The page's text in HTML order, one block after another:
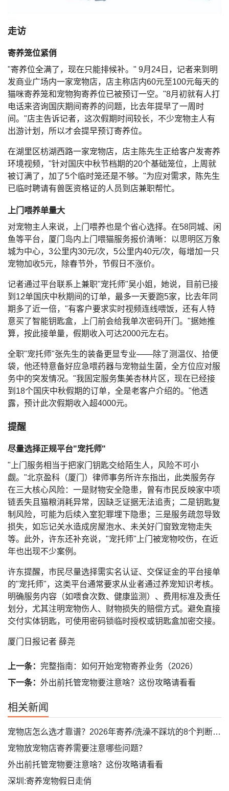
走访
寄养笼位紧俏
"寄养位全满了，现在只能排候补。" 9月24日，记者来到明
发商业广场内一家宠物店，店主称店内60元至100元每天的
猫咪寄养笼和宠物狗寄养位已被预订一空。"8月初就有人打
电话来咨询国庆期间寄养的问题，比去年提早了一周时
间。"店主告诉记者，这次假期时间较长，不少宠物主人有
出游计划，所以才会提早预订寄养位。
在湖里区枋湖西路一家宠物店，店主陈先生正给客户发寄养
环境视频，"针对国庆中秋节档期的20个基础笼位，上周就
被订满了，加了5个临时笼还是不够。"为应对需求，陈先生
已临时聘请有兽医资格证的人员到店兼职帮忙。
上门喂养单量大
对宠物主人来说，上门喂养也是个省心选择。在58同城、闲
鱼等平台，厦门岛内上门喂猫服务报价清晰：以思明区万象
城为中心，3公里内30元/次，5公里内40元/次，每增加一只
宠物加收5元，除春节外，节假日不涨价。
记者通过平台联系上兼职"宠托师"吴小姐，她说，目前已接
到12单国庆中秋期间的订单，最多一天要跑5家，比去年同
期多了近一倍，"有客户要求实时视频连线喂饭，还有人特
意买了智能钥匙盒，上门前会给我单次密码开门。"据她推
算，按此接单量，假期收入可达2000元左右。
全职"宠托师"张先生的装备更显专业——除了测温仪、拾便
袋，他还特意备好应急喂药器与宠物益生菌，全方位应对服
务中的突发情况。"我固定服务集美杏林片区，现在已经接
到18个国庆中秋假期的订单，全是老客户介绍的。"他透
露，预计此次假期收入超4000元。
提醒
尽量选择正规平台"宠托师"
"上门服务相当于把家门钥匙交给陌生人，风险不可小
觑。"北京盈科（厦门）律师事务所许东指出，此类服务存
在三大核心风险：一是财物安全隐患，曾有市民反映家中项
链丢失且猫粮消耗异常，因缺乏证据无法追责；二是钥匙复
制风险，可能为后续入室犯罪埋下隐患；三是服务疏忽导致
损失，如忘记关水造成房屋泡水、未关好门窗致宠物走失
等。此外，许东还补充说，"宠托师"上门被宠物咬伤，在近
年也出现不少案例。
许东提醒，市民尽量选择需实名认证、交保证金的平台接单
的"宠托师"，这类平台通常要求从业者通过养宠知识考核。
明确服务内容（如喂食次数、健康监测）、费用标准及责任
划分，尤其注明宠物伤人、财物损失的赔偿方式。避免直接
交付实体钥匙，可使用密码锁临时授权或钥匙盒加密交接。
厦门日报记者 薛尧
上一条： 完整指南：如何开始宠物寄养业务（2026）
下一条： 外出前托管宠物要注意啥？这份攻略请看看
相关新闻
宠物店怎么选才靠谱？2026年寄养/洗澡不踩坑的8个判断标准
宠物放宠物店寄养需要注意哪些问题？
外出前托管宠物要注意啥？这份攻略请看看
深圳:寄养宠物假日走俏